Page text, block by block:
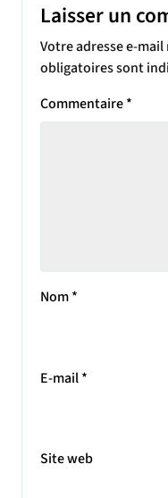
Laisser un
Votre adresse e-
obligatoires sont
Commentaire*
Nom*
E-mail*
Site web